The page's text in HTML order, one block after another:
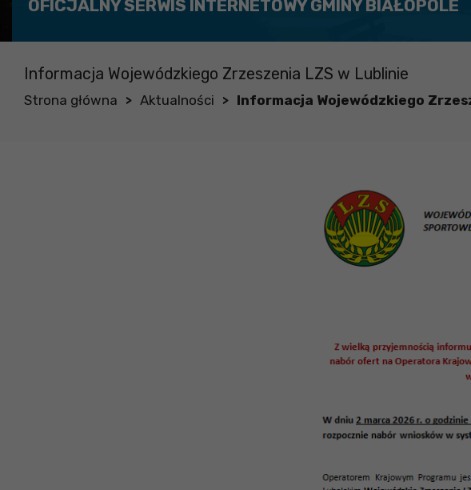
OFICJALNY SERWIS INTERNETOWY GMINY BIAŁOPOLE
Informacja Wojewódzkiego Zrzeszenia LZS w Lublinie
Strona główna > Aktualności > Informacja Wojewódzkiego